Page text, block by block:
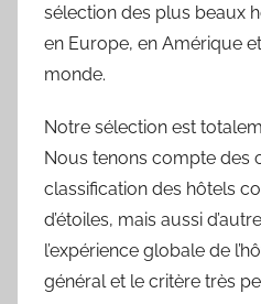
sélection des plus beaux
en Europe, en Amérique
monde.
Notre sélection est
Nous tenons compte des
classification des hôtels
d’étoiles, mais aussi
l’expérience globale de
général et le critère très